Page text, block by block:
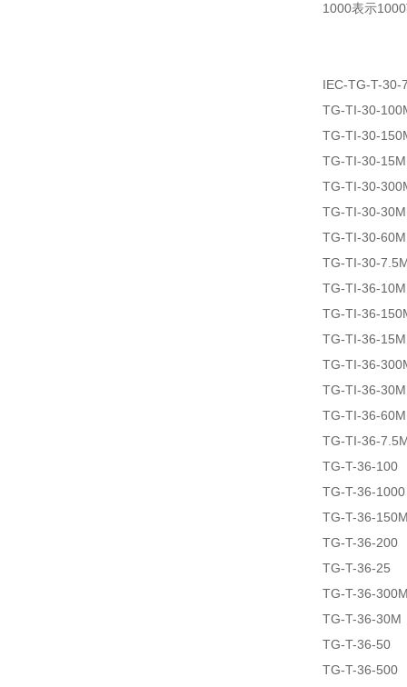
1000表示
IEC-TG-T-30-
TG-TI-30-
TG-TI-30-
TG-TI-30-15M
TG-TI-30-
TG-TI-30-30M
TG-TI-30-60M
TG-TI-30-
TG-TI-36-10M
TG-TI-36-
TG-TI-36-15M
TG-TI-36-
TG-TI-36-30M
TG-TI-36-60M
TG-TI-36-
TG-T-36-100
TG-T-36-1000
TG-T-36-
TG-T-36-200
TG-T-36-25
TG-T-36-
TG-T-36-30M
TG-T-36-50
TG-T-36-500